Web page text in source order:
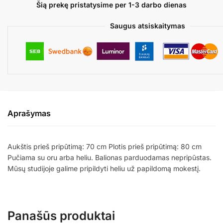
Šią prekę pristatysime per 1-3 darbo dienas
Saugus atsiskaitymas
Aprašymas
Aukštis prieš pripūtimą: 70 cm Plotis prieš pripūtimą: 80 cm
Pučiama su oru arba heliu. Balionas parduodamas nepripūstas.
Mūsų studijoje galime pripildyti heliu už papildomą mokestį.
Panašūs produktai